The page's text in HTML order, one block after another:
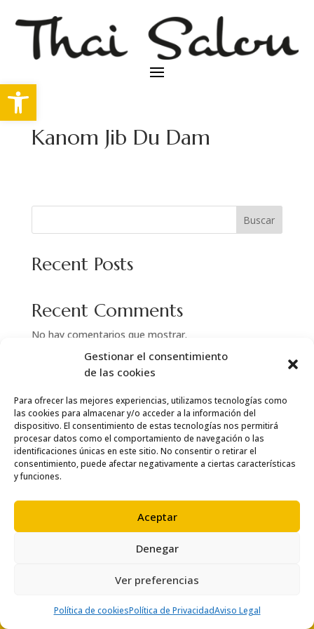
Abrir barra de herramientas
Gestionar el consentimiento
de las cookies
Para ofrecer las mejores experiencias, utilizamos tecnologías como
las cookies para almacenar y/o acceder a la información del
dispositivo. El consentimiento de estas tecnologías nos permitirá
procesar datos como el comportamiento de navegación o las
identificaciones únicas en este sitio. No consentir o retirar el
consentimiento, puede afectar negativamente a ciertas características
y funciones.
Aceptar
Denegar
Ver preferencias
Política de cookiesPolítica de PrivacidadAviso Legal
Kanom Jib Du Dam
Buscar
Recent Posts
Recent Comments
No hay comentarios que mostrar.
© Copyright 2024 Thai Salou